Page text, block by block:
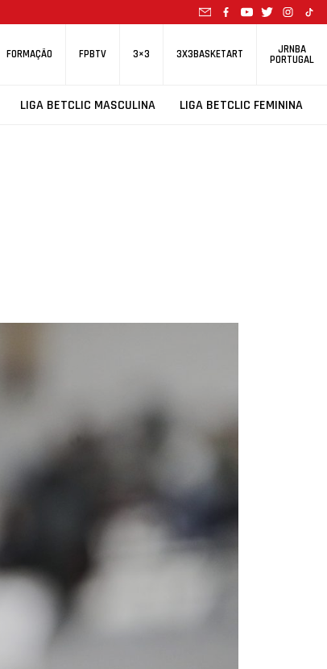
FORMAÇÃO FPBTV 3×3 3X3BASKETART JRNBA
PORTUGAL
LIGA BETCLIC MASCULINA LIGA BETCLIC FEMININA